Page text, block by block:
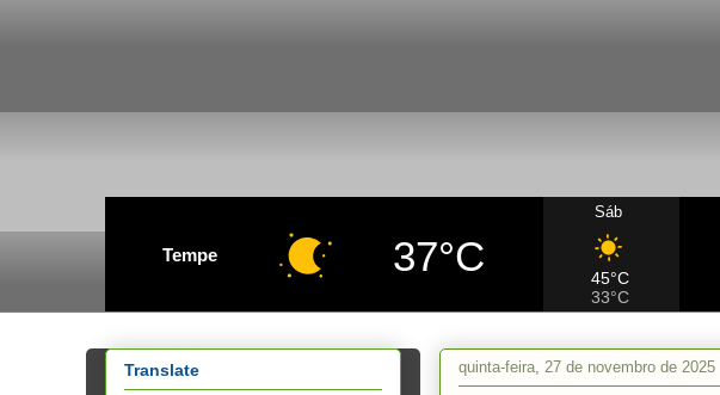
Tempe 37°C
Sáb
45°C
33°C
quinta-feira, 27 de novembro de 2025
Translate